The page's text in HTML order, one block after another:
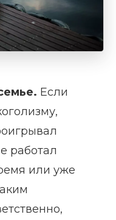
Если
работал
или уже